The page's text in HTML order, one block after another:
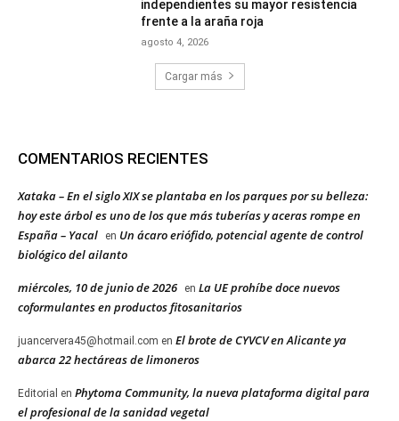
independientes su mayor resistencia
frente a la araña roja
agosto 4, 2026
Cargar más
COMENTARIOS RECIENTES
Xataka – En el siglo XIX se plantaba en los parques por su belleza:
hoy este árbol es uno de los que más tuberías y aceras rompe en
España – Yacal
en Un ácaro eriófido, potencial agente de control
biológico del ailanto
miércoles, 10 de junio de 2026 en La UE prohíbe doce nuevos
coformulantes en productos fitosanitarios
juancervera45@hotmail.com en El brote de CYVCV en Alicante ya
abarca 22 hectáreas de limoneros
Editorial en Phytoma Community, la nueva plataforma digital para
el profesional de la sanidad vegetal